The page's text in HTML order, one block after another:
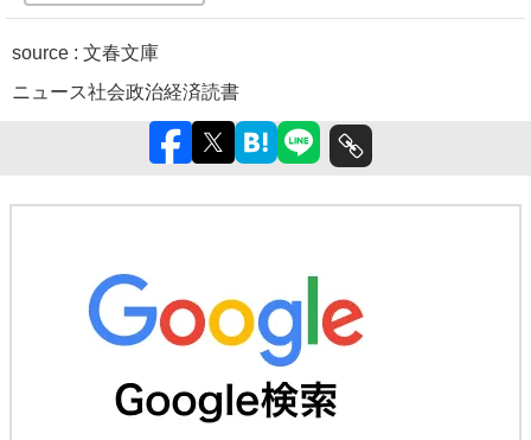
source : 文春文庫
ニュース社会政治経済読書